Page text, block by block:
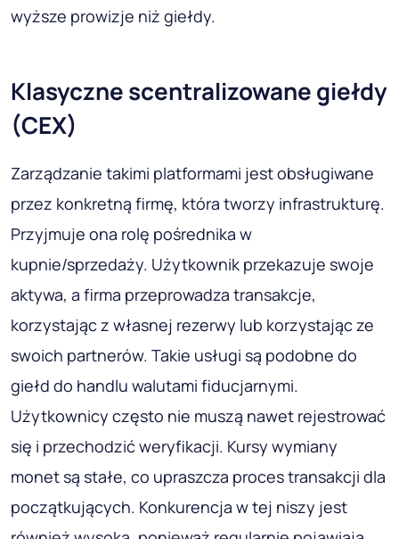
wyższe prowizje niż giełdy.
Klasyczne scentralizowane giełdy
(CEX)
Zarządzanie takimi platformami jest obsługiwane
przez konkretną firmę, która tworzy infrastrukturę.
Przyjmuje ona rolę pośrednika w
kupnie/sprzedaży. Użytkownik przekazuje swoje
aktywa, a firma przeprowadza transakcje,
korzystając z własnej rezerwy lub korzystając ze
swoich partnerów. Takie usługi są podobne do
giełd do handlu walutami fiducjarnymi.
Użytkownicy często nie muszą nawet rejestrować
się i przechodzić weryfikacji. Kursy wymiany
monet są stałe, co upraszcza proces transakcji dla
początkujących. Konkurencja w tej niszy jest